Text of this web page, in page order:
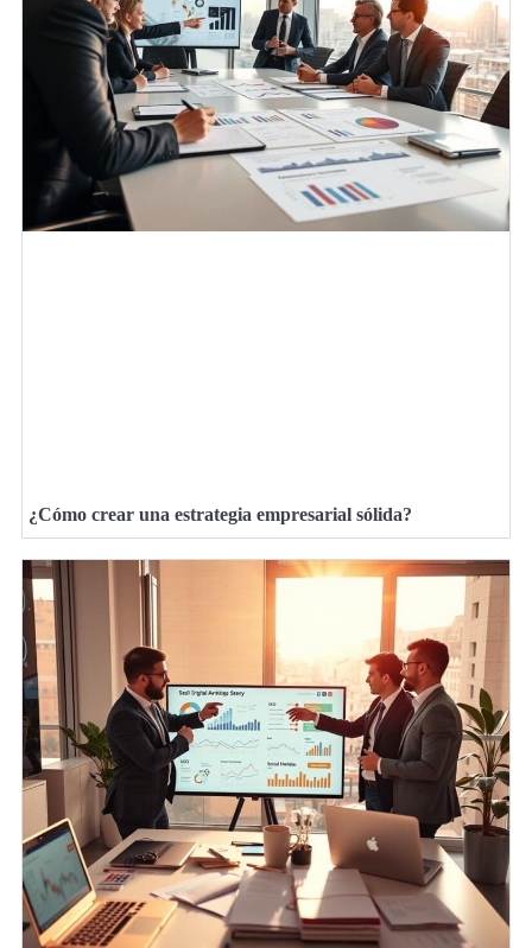
¿Cómo crear una estrategia empresarial sólida?